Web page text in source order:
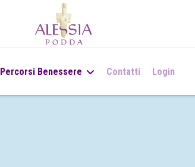
Percorsi Benessere Contatti Login